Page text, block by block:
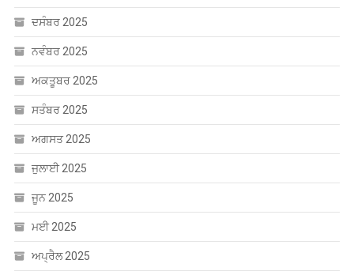
ਦਸੰਬਰ 2025
ਨਵੰਬਰ 2025
ਅਕਤੂਬਰ 2025
ਸਤੰਬਰ 2025
ਅਗਸਤ 2025
ਜੁਲਾਈ 2025
ਜੂਨ 2025
ਮਈ 2025
ਅਪ੍ਰੈਲ 2025